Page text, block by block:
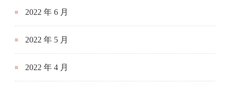
2022 年 6 月
2022 年 5 月
2022 年 4 月